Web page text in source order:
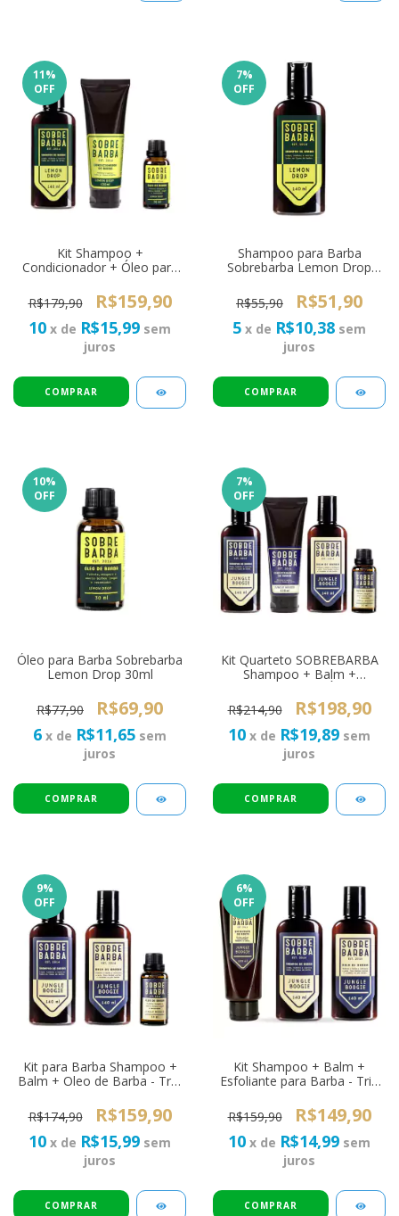
11%
OFF
Kit Shampoo +
Condicionador + Óleo para
Lemon Drop
R$179,90 R$159,90
10 x de R$15,99 sem
juros
7%
OFF
Shampoo para Barba
Sobrebarba Lemon Drop
R$55,90
R$51,90
5 x de R$10,38 sem
juros
10%
OFF
Óleo para Barba Sobrebarba
Lemon Drop 30ml
R$77,90 R$69,90
6 x de R$11,65 sem
juros
7%
OFF
Kit Quarteto SOBREBARBA
Shampoo + Balm +
Barba Jungle Boogie
R$214,90 R$198,90
10 x de R$19,89 sem
juros
9%
OFF
Kit para Barba Shampoo +
Balm + Oleo de Barba - Trio
Boogie
R$174,90 R$159,90
10 x de R$15,99 sem
juros
6%
OFF
Kit Shampoo + Balm +
Esfoliante para Barba - Trio
Boogie
R$159,90 R$149,90
10 x de R$14,99 sem
juros